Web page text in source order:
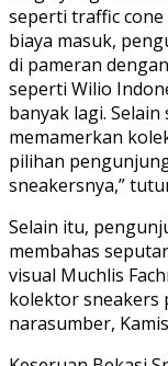
seperti traffic cone
biaya masuk,
di pameran
seperti Wilio
banyak lagi.
memamerkan
pilihan
sneakersnya,”
Selain itu,
membahas
visual Muchlis
kolektor sneakers
narasumber,